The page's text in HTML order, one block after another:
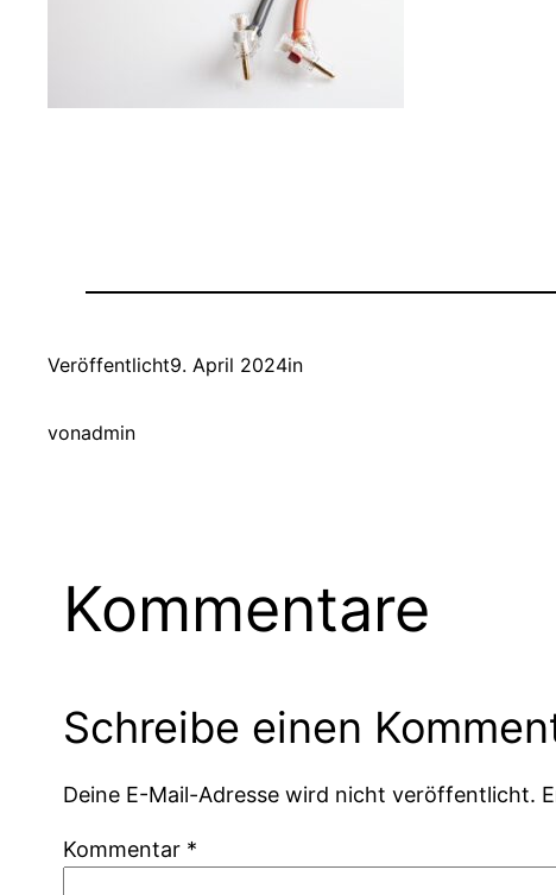
Veröffentlicht9. April 2024in
vonadmin
Kommentare
Schreibe einen
Deine E-Mail-Adresse wird nicht veröffentlicht.
Kommentar *